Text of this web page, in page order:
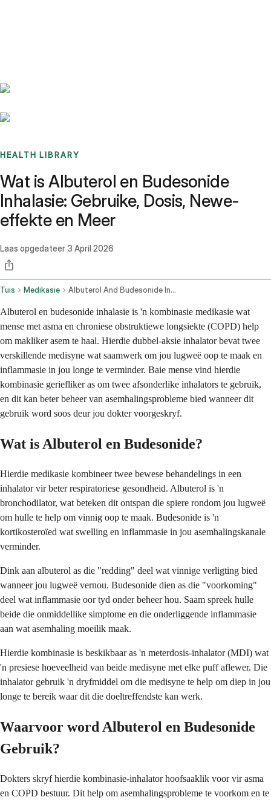
HEALTH LIBRARY
Wat is Albuterol en Budesonide
Inhalasie: Gebruike, Dosis, Newe-
effekte en Meer
Laas opgedateer3 April 2026
Tuis Medikasie Albuterol And Budesonide Inhalation Route
Albuterol en budesonide inhalasie is 'n kombinasie medikasie wat
mense met asma en chroniese obstruktiewe longsiekte (COPD) help
om makliker asem te haal. Hierdie dubbel-aksie inhalator bevat twee
verskillende medisyne wat saamwerk om jou lugweë oop te maak en
inflammasie in jou longe te verminder. Baie mense vind hierdie
kombinasie geriefliker as om twee afsonderlike inhalators te gebruik,
en dit kan beter beheer van asemhalingsprobleme bied wanneer dit
gebruik word soos deur jou dokter voorgeskryf.
Wat is Albuterol en Budesonide?
Hierdie medikasie kombineer twee bewese behandelings in een
inhalator vir beter respiratoriese gesondheid. Albuterol is 'n
bronchodilator, wat beteken dit ontspan die spiere rondom jou lugweë
om hulle te help om vinnig oop te maak. Budesonide is 'n
kortikosteroïed wat swelling en inflammasie in jou asemhalingskanale
verminder.
Dink aan albuterol as die "redding" deel wat vinnige verligting bied
wanneer jou lugweë vernou. Budesonide dien as die "voorkoming"
deel wat inflammasie oor tyd onder beheer hou. Saam spreek hulle
beide die onmiddellike simptome en die onderliggende inflammasie
aan wat asemhaling moeilik maak.
Hierdie kombinasie is beskikbaar as 'n meterdosis-inhalator (MDI) wat
'n presiese hoeveelheid van beide medisyne met elke puff aflewer. Die
inhalator gebruik 'n dryfmiddel om die medisyne te help om diep in jou
longe te bereik waar dit die doeltreffendste kan werk.
Waarvoor word Albuterol en Budesonide
Gebruik?
Dokters skryf hierdie kombinasie-inhalator hoofsaaklik voor vir asma
en COPD bestuur. Dit help om asemhalingsprobleme te voorkom en te